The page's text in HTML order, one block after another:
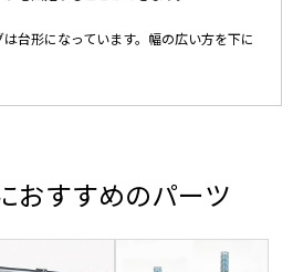
台形になっています。幅の広い方を下に
おすすめのパーツ